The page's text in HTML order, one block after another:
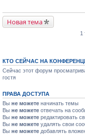
Новая тема
1
КТО СЕЙЧАС НА
Сейчас этот форум
гостя
ПРАВА ДОСТУПА
Вы не можете начинать темы
Вы не можете отвечать на
Вы не можете редактировать
Вы не можете удалять свои
Вы не можете добавлять